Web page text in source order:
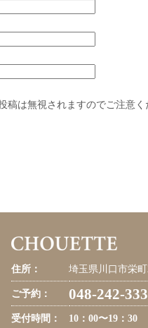
稿は無視されますのでご注意く
住所： 埼玉県川口市栄
ご予約： 048-242-
受付時間： 10：00〜19：30